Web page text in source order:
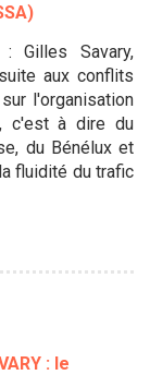
Gilles Savary,
aux conflits
l'organisation
c'est à dire du
du Bénélux et
fluidité du trafic
: le